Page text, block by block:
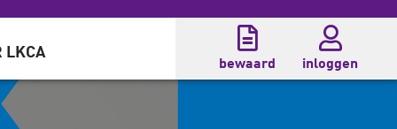
LKCA
bewaard inloggen